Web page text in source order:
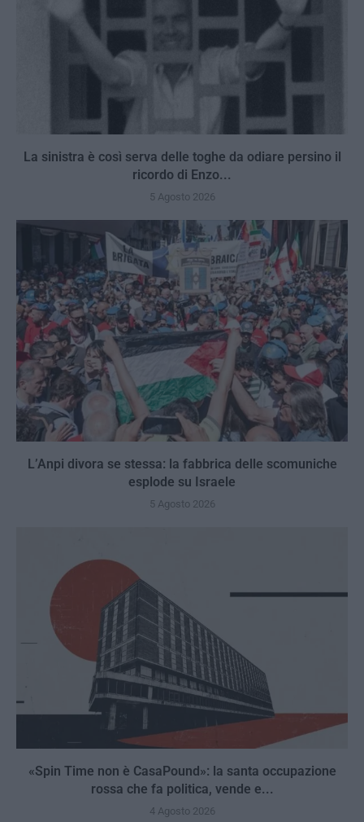
La sinistra è così serva delle toghe da odiare persino il
ricordo di Enzo...
5 Agosto 2026
L’Anpi divora se stessa: la fabbrica delle scomuniche
esplode su Israele
5 Agosto 2026
«Spin Time non è CasaPound»: la santa occupazione
rossa che fa politica, vende e...
4 Agosto 2026